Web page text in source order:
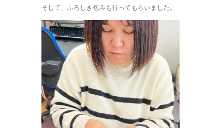
そして、ふろしき包みも行ってもらいました。